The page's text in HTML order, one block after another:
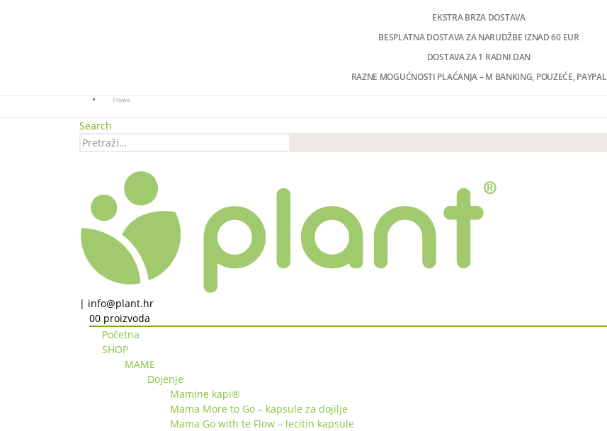
EKSTRA BRZA DOSTAVA
BESPLATNA DOSTAVA ZA NARUDŽBE IZNAD 60 EUR
DOSTAVA ZA 1 RADNI DAN
RAZNE MOGUĆNOSTI PLAĆANJA – M BANKING, POUZEĆE, PAYPAL
Prijava
Search
| info@plant.hr
00 proizvoda
Početna
SHOP
MAME
Dojenje
Mamine kapi®
Mama More to Go – kapsule za dojilje
Mama Go with te Flow – lecitin kapsule